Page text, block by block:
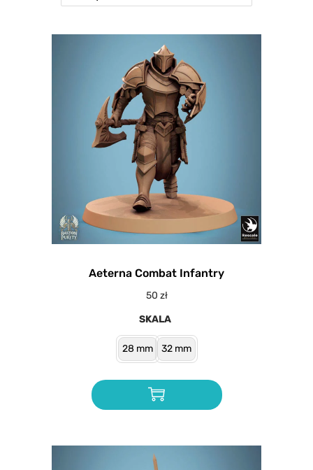
Aeterna Combat Infantry
50 zł
SKALA
28 mm 32 mm